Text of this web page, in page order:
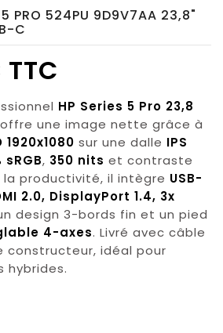
5 PRO 524PU 9D9V7AA 23,8"
C
HP Series 5 Pro 23,8
offre une image nette grâce à
sur une dalle IPS
sRGB, 350 nits et contraste
la productivité, il intègre USB-
2.0, DisplayPort 1.4, 3x
design 3-bords fin et un pied
4-axes. Livré avec câble
constructeur, idéal pour
hybrides.